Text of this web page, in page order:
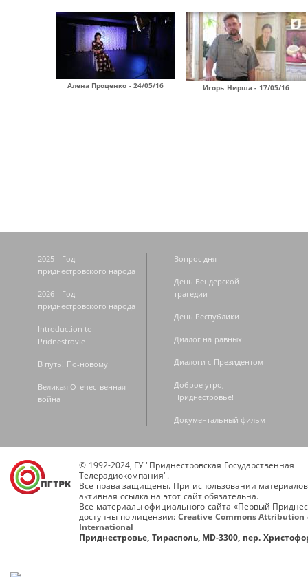
Алена Проценко - 24/05/16 Игорь Нирша - 17/05/16
2025 - Год
приднестровского народа
2026 - Год
приднестровского народа
Introduction to
Pridnestrovie
В путь! По-новому
Великая Отечественная
война
Вопрос дня
День Бендерской
трагедии
День Республики
Диалог на равных
Диалоги с Президентом
Доброе утро,
Приднестровье!
Документальный фильм
© 1992-2024, ГУ "Приднестровская Государственная
Телерадиокомпания".
Все права защищены. При использовании
активная ссылка на этот сайт обязательна.
Все материалы официального сайта «Первый
доступны по лицензии: Creative Commons Attribution
International
Приднестровье, Тирасполь, MD-3300, пер.